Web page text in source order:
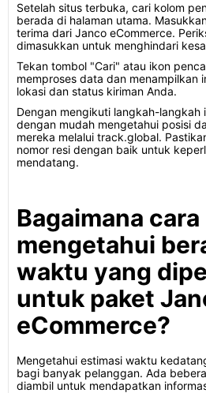
Setelah situs terbuka, cari kolom
berada di halaman utama.
terima dari Janco eCommerce.
dimasukkan untuk menghindari
Tekan tombol "Cari" atau ikon
memproses data dan menampilkan
lokasi dan status kiriman Anda.
Dengan mengikuti langkah-langkah
dengan mudah mengetahui posisi
mereka melalui track.global.
nomor resi dengan baik untuk
mendatang.
Bagaimana cara
mengetahui
waktu yang
untuk paket
eCommerce?
Mengetahui estimasi waktu
bagi banyak pelanggan. Ada
diambil untuk mendapatkan